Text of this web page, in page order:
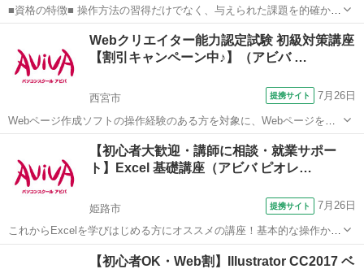
■資格の特徴■ 操作方法の習得だけでなく、与えられた課題を的確かつ
スムーズに行う力が試されることが特長です。実践的なスキルを身に
つけることができるため、多くの方が受験されています。 ■講座の特
徴■ Photoshopクリ...
Photoshop
Webクリエイター能力認定試験 初級対策講座
【割引キャンペーン中♪】（アビバ …
西宮市 提携サイト 7月26日
Webページ作成ソフトの操作経験のある方を対象に、Webページを作
成する際に重要な、HTML4.01とCSSコードの記述スキルの初級レベル
を学びます。Webクリエイター能力認定試験初級の取得が目指せま
す。 ■学習内容■ ...
ホームページ作成
【初心者大歓迎・講師に相談・就業サポー
ト】Excel 基礎講座（アビバ ピオレ…
姫路市 提携サイト 7月26日
これからExcelを学びはじめる方にオススメの講座！基本的な操作から
関数やグラフ作成など、表計算ソフトであるExcelの醍醐味を学ぶ事が
エクセル
【初心者OK・Web割】Illustrator CC2017 ベ